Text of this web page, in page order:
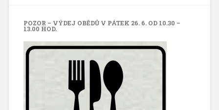
POZOR – VÝDEJ OBĚDŮ V PÁTEK 26. 6. OD 10.30 –
13.00 HOD.